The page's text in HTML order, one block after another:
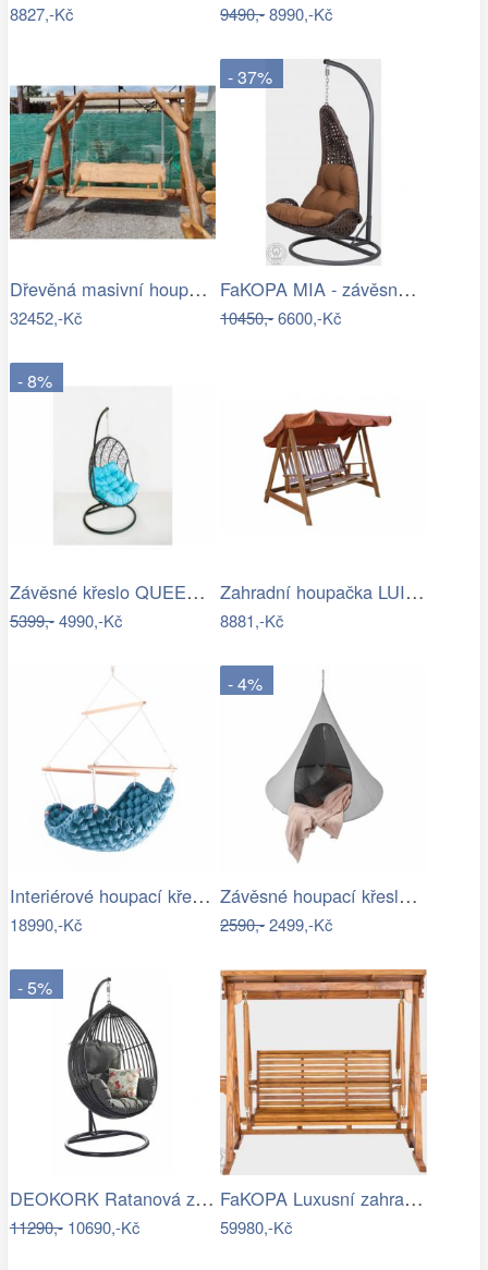
8827,-Kč 9490,-8990,-Kč
Dřevěná masivní houpačka - HC
32452,-Kč
- 37%
FaKOPA MIA - závěsné křeslo z ratanu…
10450,-6600,-Kč
- 8%
Závěsné křeslo QUEEN, modrý sedák
5399,-4990,-Kč
Zahradní houpačka LUISA ROJAPLAST
8881,-Kč
Interiérové houpací křeslo Swingy In…
18990,-Kč
- 4%
Závěsné houpací křeslo, světle šedá,…
2590,-2499,-Kč
- 5%
DEOKORK Ratanová závěsná houpačka SARAH
11290,-10690,-Kč
FaKOPA Luxusní zahradní houpačka se…
59980,-Kč